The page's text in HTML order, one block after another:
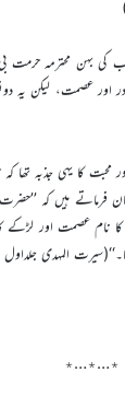
بہن محترمہ حرمت بی
اور عصمت، لیکن
محبت کا یہی جذبہ
فرماتے ہیں کہ
نام عصمت اور لڑکے
المہدی جلداول
٭…٭…٭